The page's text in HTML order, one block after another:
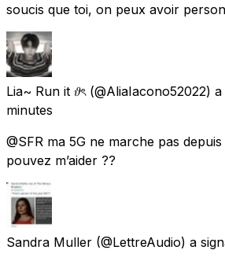
soucis que toi, on peux avoir
Lia~ Run it 𝜗ৎ (@AliaIacono52022) a
minutes
@SFR ma 5G ne marche pas
pouvez m’aider ??
Sandra Muller (@LettreAudio) a